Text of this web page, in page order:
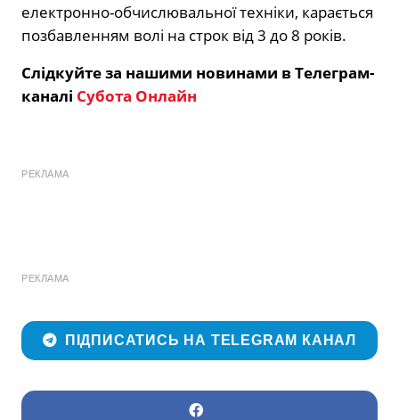
електронно-обчислювальної техніки, карається
позбавленням волі на строк від 3 до 8 років.
Слідкуйте за нашими новинами в Телеграм-
каналі Субота Онлайн
РЕКЛАМА
РЕКЛАМА
ПІДПИСАТИСЬ НА TELEGRAM КАНАЛ